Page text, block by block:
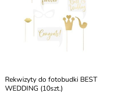
Rekwizyty do fotobudki BEST
WEDDING (10szt.)